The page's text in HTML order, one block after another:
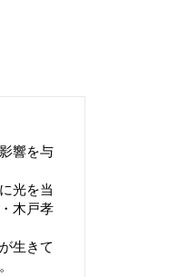
響を与
光を当
木戸孝
生きて